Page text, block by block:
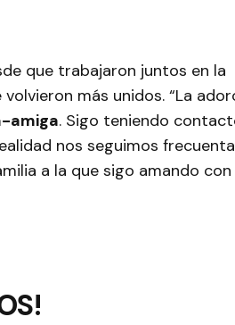
que trabajaron juntos en la
más unidos. “La
amiga. Sigo teniendo
nos seguimos
a la que sigo amando